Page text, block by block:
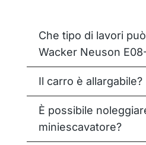
Che tipo di lavori
Wacker Neuson
Il carro è allargabile?
È possibile
miniescavatore?